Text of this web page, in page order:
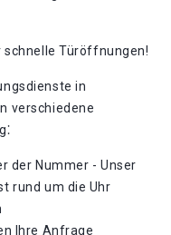
schnelle Türöffnungen!​
in
verschiedene
der Nummer - Unser
rund um die Uhr
Ihre Anfrage